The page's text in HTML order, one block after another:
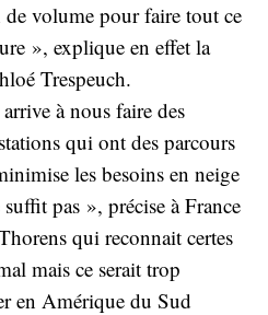
volume pour faire tout ce
», explique en effet la
Trespeuch.
à nous faire des
qui ont des parcours
les besoins en neige
pas », précise à France
qui reconnait certes
mais ce serait trop
en Amérique du Sud